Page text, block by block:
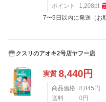
ポイント
1,208pt
7〜9日以内に発送（お
クスリのアオキ2号店ヤフー店
実質 8,440円
商品価格 8,845円
送料
0円